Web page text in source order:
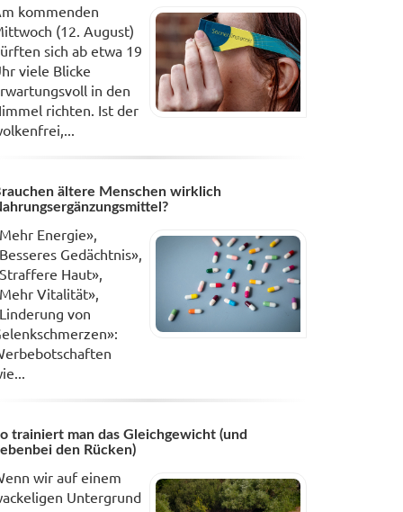
kommenden
(12. August)
sich ab etwa 19
viele Blicke
in den
richten. Ist der
ältere Menschen wirklich
Energie»,
Gedächtnis»,
Haut»,
Vitalität»,
von
trainiert man das Gleichgewicht (und
den Rücken)
wir auf einem
Untergrund